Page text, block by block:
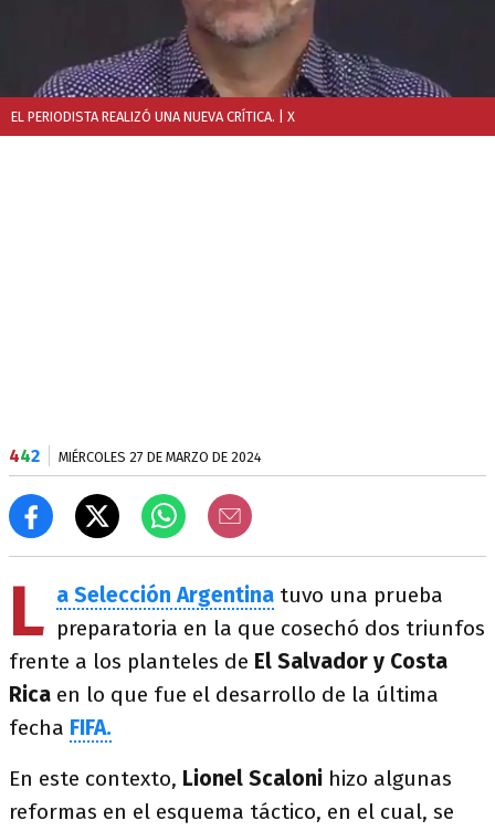
EL PERIODISTA REALIZÓ UNA NUEVA CRÍTICA. | X
442 MIÉRCOLES 27 DE MARZO DE 2024
L a Selección Argentina tuvo una prueba
preparatoria en la que cosechó dos triunfos
frente a los planteles de El Salvador y Costa
Rica en lo que fue el desarrollo de la última
fecha FIFA.
En este contexto, Lionel Scaloni hizo algunas
reformas en el esquema táctico, en el cual, se